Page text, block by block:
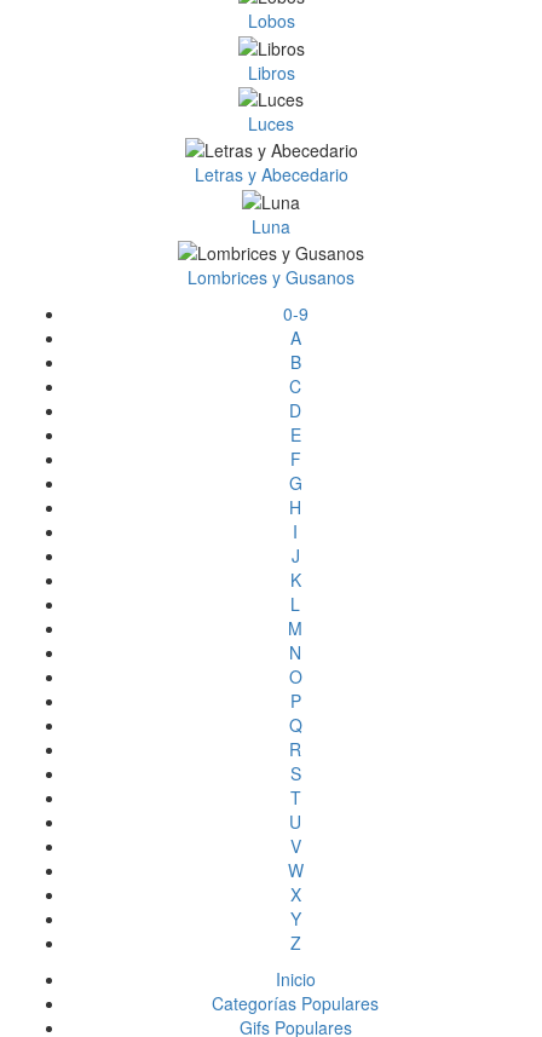
Lobos
Libros
Luces
Letras y Abecedario
Luna
Lombrices y Gusanos
0-9
A
B
C
D
E
F
G
H
I
J
K
L
M
N
O
P
Q
R
S
T
U
V
W
X
Y
Z
Inicio
Categorías Populares
Gifs Populares